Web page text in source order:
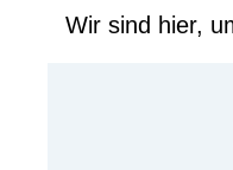
Wir sind hier,